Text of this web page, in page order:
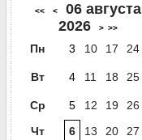
<< <
06 августа
2026
> >>
Пн 3 10 17 24
Вт 4 11 18 25
Ср 5 12 19
26
Чт
6 13 20
27